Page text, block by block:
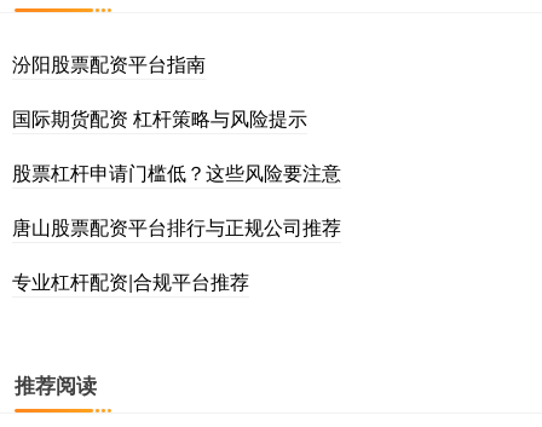
汾阳股票配资平台指南
国际期货配资 杠杆策略与风险提示
股票杠杆申请门槛低？这些风险要注意
唐山股票配资平台排行与正规公司推荐
专业杠杆配资|合规平台推荐
推荐阅读